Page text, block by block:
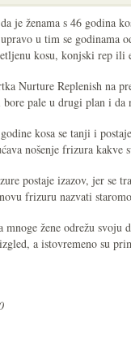
je ženama s 46 godina
u tim se godinama
kosu, konjski rep ili
Nurture Replenish na
bore pale u drugi plan i
kosa se tanji i
nošenje frizura kakve
postaje izazov, jer se
frizuru nazvati
žene odrežu
a istovremeno su